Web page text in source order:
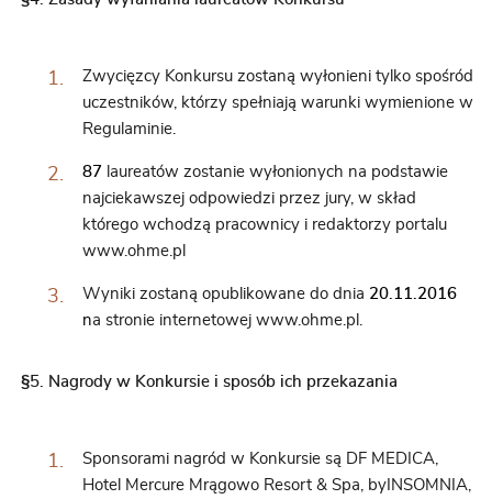
Zwycięzcy Konkursu zostaną wyłonieni tylko spośród
uczestników, którzy spełniają warunki wymienione w
Regulaminie.
87 laureatów zostanie wyłonionych na podstawie
najciekawszej odpowiedzi przez jury, w skład
którego wchodzą pracownicy i redaktorzy portalu
www.ohme.pl
Wyniki zostaną opublikowane do dnia 20.11.2016
na stronie internetowej www.ohme.pl.
§5. Nagrody w Konkursie i sposób ich przekazania
Sponsorami nagród w Konkursie są DF MEDICA,
Hotel Mercure Mrągowo Resort & Spa, byINSOMNIA,